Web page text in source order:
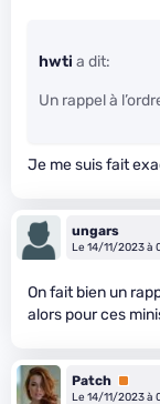
hwti a dit:
Un rappel à
Je me suis fait
ungars
Le 14/11/2023 à
On fait bien un
alors pour ces
Patch Premium
Le 14/11/2023 à